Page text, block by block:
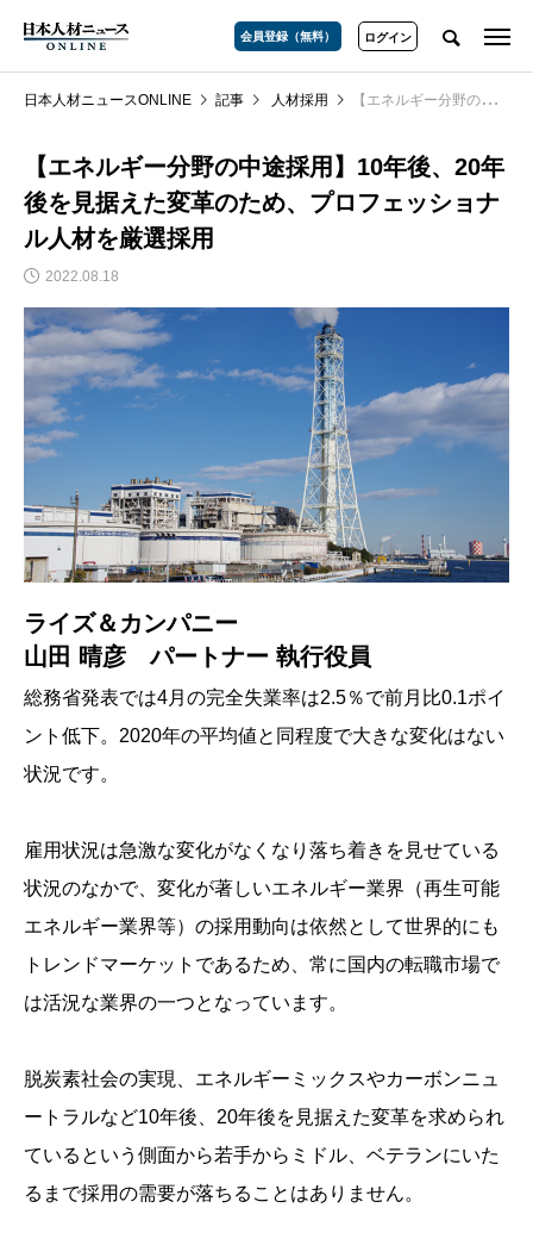
会員登録（無料） ログイン
日本人材ニュースONLINE 記事 人材採用 【エネルギー分野の中途採用】10年後、20年後を見据えた変革のため、プロフェッショナル人材を厳選採用
【エネルギー分野の中途採用】10年後、20年
後を見据えた変革のため、プロフェッショナ
ル人材を厳選採用
2022.08.18
ライズ＆カンパニー
山田 晴彦 パートナー 執行役員
総務省発表では4月の完全失業率は2.5％で前月比0.1ポイ
ント低下。2020年の平均値と同程度で大きな変化はない
状況です。
雇用状況は急激な変化がなくなり落ち着きを見せている
状況のなかで、変化が著しいエネルギー業界（再生可能
エネルギー業界等）の採用動向は依然として世界的にも
トレンドマーケットであるため、常に国内の転職市場で
は活況な業界の一つとなっています。
脱炭素社会の実現、エネルギーミックスやカーボンニュ
ートラルなど10年後、20年後を見据えた変革を求められ
ているという側面から若手からミドル、ベテランにいた
るまで採用の需要が落ちることはありません。